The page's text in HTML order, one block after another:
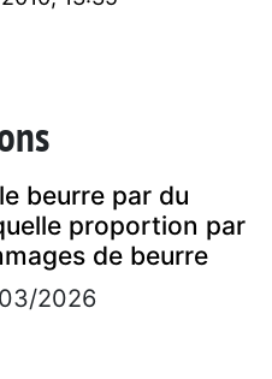
beurre par du
proportion par
de beurre
2026